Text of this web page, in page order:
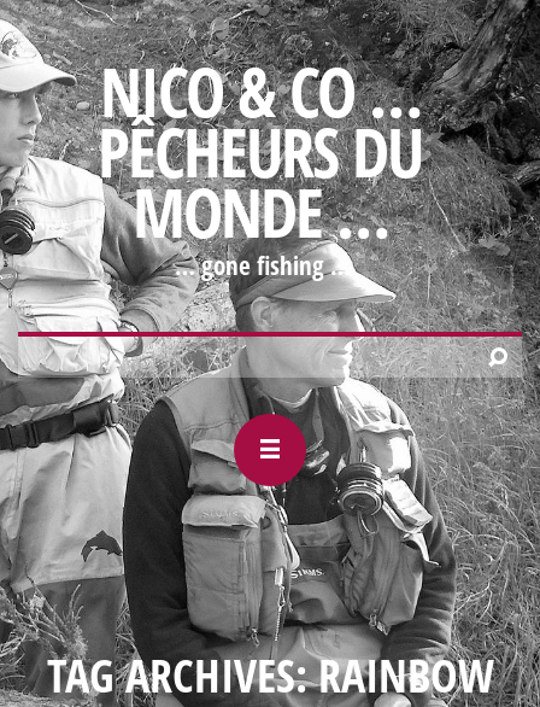
NICO & CO …
PÊCHEURS DU
MONDE …
… gone fishing …
TAG ARCHIVES: RAINBOW